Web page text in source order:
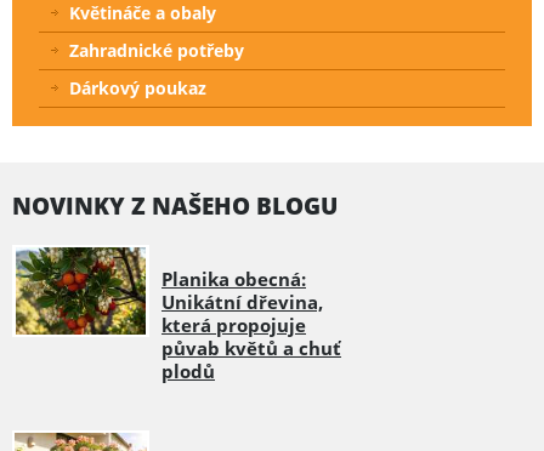
Květináče a obaly
Zahradnické potřeby
Dárkový poukaz
NOVINKY Z NAŠEHO BLOGU
Planika obecná:
Unikátní dřevina,
která propojuje
půvab květů a chuť
plodů